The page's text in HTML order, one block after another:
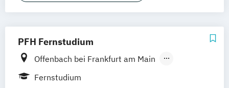
PFH Fernstudium
Offenbach bei Frankfurt am Main
Austria/Wien
Fernstudium